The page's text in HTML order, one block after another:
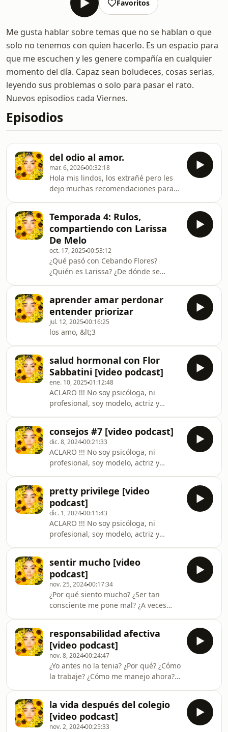
Favoritos
Me gusta hablar sobre temas que no se hablan o que
solo no tenemos con quien hacerlo. Es un espacio para
que me escuchen y les genere compañía en cualquier
momento del día. Capaz sean boludeces, cosas serias,
leyendo sus problemas o solo para pasar el rato.
Nuevos episodios cada Viernes.
Episodios
del odio al amor.
mar. 6, 202600:32:18
Hola mis lindos, los extrañé pero les
dejo muchas recomendaciones para
cambiar.https://www.whatthehealthfilm.com/
si=xIOZHrJU9TkDqCL3Libro, Metafisica
por Connie Méndez (es el que les
recomendé en Brasil)tkm
Temporada 4: Rulos,
compartiendo con Larissa
De Melo
oct. 17, 2025 00:53:12
¿Qué pasó con Cebando Flores?
¿Quién es Larissa? ¿De dónde se
de que los rulos/afro no eran
atractivos? ¿Cómo eran las
publicidades? ¿Era un problema a
resolver? ¿Cómo termina una
poniéndose formol? ¿Qué es el frizz?
¿Cuál es el conflicto del pelo
ondulado?
aprender amar perdonar
entender priorizar
jul. 12, 2025 00:16:25
los amo, &lt;3
salud hormonal con Flor
Sabbatini [video podcast]
ene. 10, 2025 01:12:48
ACLARO !!! No soy psicóloga, ni
profesional, soy modelo, actriz y
aprender, no me creo gurú de nada ni
tengo la verdad absoluta, a veces me
gusta conspirar, pensar de más y
flashearla. Asi que, siempre tomen
con pinzas y apliquen lo que crean
que pueda servir y sino, aprender y
cambiar, que asi se florece.
consejos #7 [video podcast]
dic. 8, 202400:21:33
ACLARO !!! No soy psicóloga, ni
profesional, soy modelo, actriz y
aprender, no me creo gurú de nada ni
tengo la verdad absoluta, a veces me
gusta conspirar, pensar de más y
flashearla. Asi que, siempre tomen
con pinzas y apliquen lo que crean
que pueda servir y sino, aprender y
cambiar, que asi se florece.
pretty privilege [video
podcast]
dic. 1, 202400:11:43
ACLARO !!! No soy psicóloga, ni
profesional, soy modelo, actriz y
aprender, no me creo gurú de nada ni
tengo la verdad absoluta, a veces me
gusta conspirar, pensar de más y
flashearla. Asi que, siempre tomen
con pinzas y apliquen lo que crean
que pueda servir y sino, aprender y
cambiar, que asi se florece.
sentir mucho [video
podcast]
nov. 25, 202400:17:34
¿Por qué siento mucho? ¿Ser tan
consciente me pone mal? ¿A veces
responsabilidad afectiva
[video podcast]
nov. 8, 202400:24:47
¿Yo antes no la tenia? ¿Por qué? ¿Cómo
la trabaje? ¿Cómo me manejo ahora?
¿Respondo mal? ¿Soy muy sincera?
la vida después del colegio
[video podcast]
nov. 2, 202400:25:33